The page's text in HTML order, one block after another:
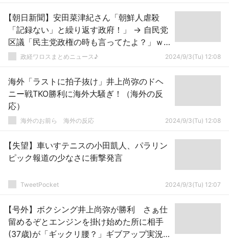
【朝日新聞】安田菜津紀さん「朝鮮人虐殺
「記録ない」と繰り返す政府！」 → 自民党
区議「民主党政権の時も言ってたよ？」ｗ
ｗｗｗｗｗｗｗｗｗｗｗｗｗｗｗｗｗ
政経ワロスまとめニュース♪ 2024/9/3(Tu) 12:08
海外「ラストに拍子抜け」井上尚弥のドヘ
ニー戦TKO勝利に海外大騒ぎ！（海外の反
応）
海外のお前ら 海外の反応 2024/9/3(Tu) 12:08
【失望】車いすテニスの小田凱人、パラリン
ピック報道の少なさに衝撃発言
TweetPocket 2024/9/3(Tu) 12:07
【号外】ボクシング井上尚弥が勝利 さぁ仕
留めるぞとエンジンを掛け始めた所に相手
(37歳)が「ギックリ腰？」ギブアップ実況